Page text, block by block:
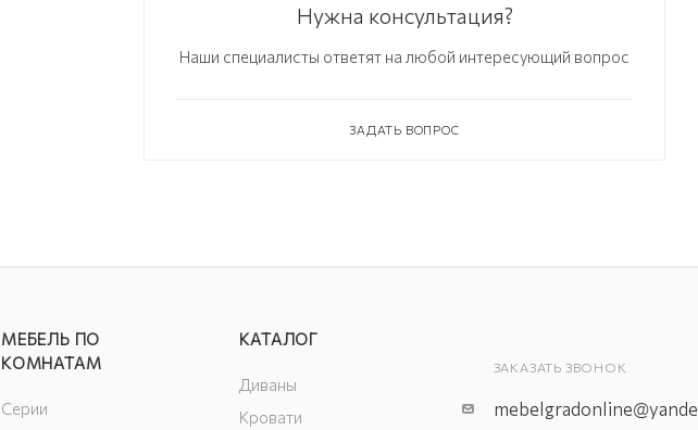
Нужна консультация?
Наши специалисты ответят на любой интересующий вопрос
ЗАДАТЬ ВОПРОС
МЕБЕЛЬ ПО
КОМНАТАМ
Серии
КАТАЛОГ
Диваны
Кровати
ЗАКАЗАТЬ ЗВОНОК